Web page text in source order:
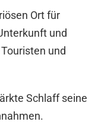
Ort für
und
und
Schlaff seine